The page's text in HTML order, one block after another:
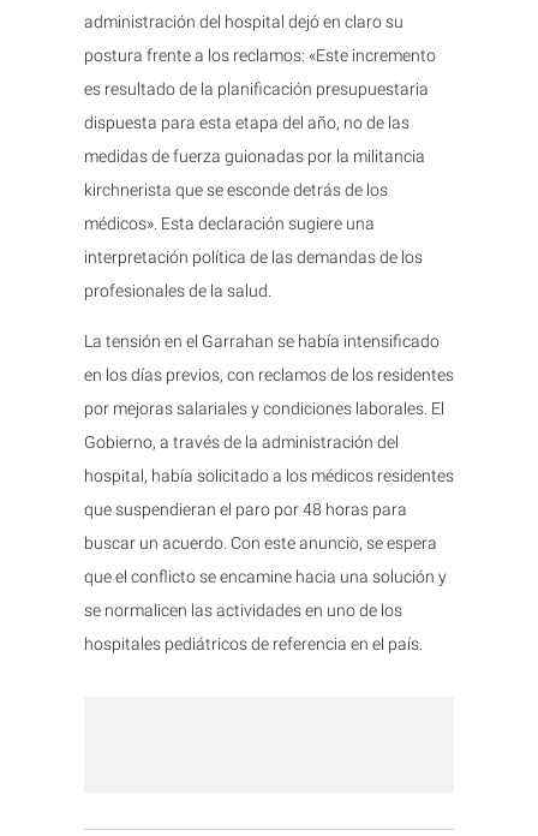
administración del hospital dejó en claro su
postura frente a los reclamos: «Este incremento
es resultado de la planificación presupuestaria
dispuesta para esta etapa del año, no de las
medidas de fuerza guionadas por la militancia
kirchnerista que se esconde detrás de los
médicos». Esta declaración sugiere una
interpretación política de las demandas de los
profesionales de la salud.
La tensión en el Garrahan se había intensificado
en los días previos, con reclamos de los residentes
por mejoras salariales y condiciones laborales. El
Gobierno, a través de la administración del
hospital, había solicitado a los médicos residentes
que suspendieran el paro por 48 horas para
buscar un acuerdo. Con este anuncio, se espera
que el conflicto se encamine hacia una solución y
se normalicen las actividades en uno de los
hospitales pediátricos de referencia en el país.